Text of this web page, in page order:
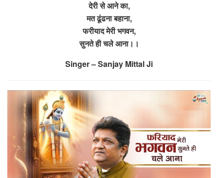
देरी से आने का,
मत ढूंढना बहाना,
फरीयाद मेरी भगवन,
सुनते ही चले आना।।
Singer – Sanjay Mittal Ji